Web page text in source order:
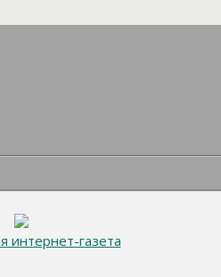
интернет-газета